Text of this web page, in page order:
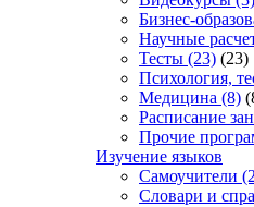
Бизнес-
Научные
Тесты (23) (23)
Психология,
Медицина (8)
Расписание
Прочие
Изучение языков
Самоучители
Словари и